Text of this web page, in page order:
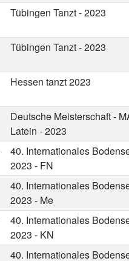
Tübingen Tanzt - 2023
Tübingen Tanzt - 2023
Hessen tanzt 2023
Deutsche Meisterschaft -
Latein - 2023
40. Internationales
2023 - FN
40. Internationales
2023 - Me
40. Internationales
2023 - KN
40. Internationales